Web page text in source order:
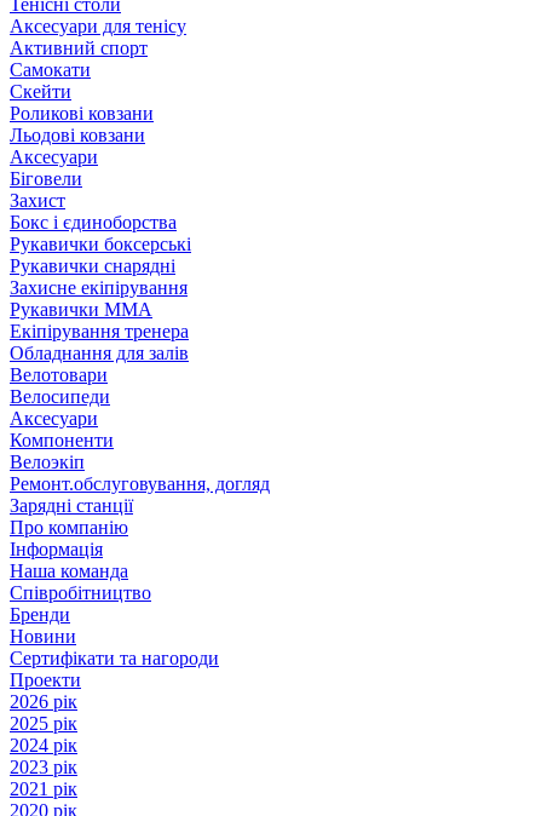
Тенісні столи
Аксесуари для тенісу
Активний спорт
Самокати
Скейти
Роликові ковзани
Льодові ковзани
Аксесуари
Біговели
Захист
Бокс і єдиноборства
Рукавички боксерські
Рукавички снарядні
Захисне екіпірування
Рукавички ММА
Екіпірування тренера
Обладнання для залів
Велотовари
Велосипеди
Аксесуари
Компоненти
Велоэкіп
Ремонт.обслуговування, догляд
Зарядні станції
Про компанію
Інформація
Наша команда
Співробітництво
Бренди
Новини
Сертифікати та нагороди
Проекти
2026 рік
2025 рік
2024 рік
2023 рік
2021 рік
2020 рік